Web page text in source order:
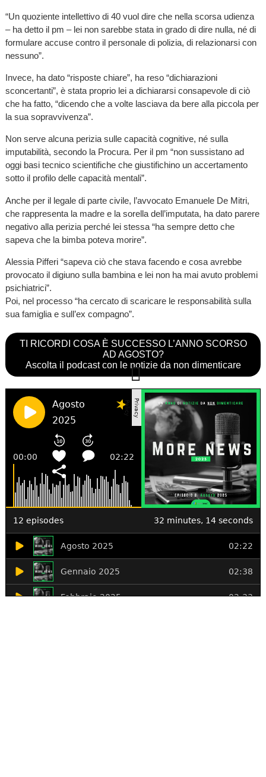
“Un quoziente intellettivo di 40 vuol dire che nella scorsa udienza
– ha detto il pm – lei non sarebbe stata in grado di dire nulla, né di
formulare accuse contro il personale di polizia, di relazionarsi con
nessuno”.
Invece, ha dato “risposte chiare”, ha reso “dichiarazioni
sconcertanti”, è stata proprio lei a dichiararsi consapevole di ciò
che ha fatto, “dicendo che a volte lasciava da bere alla piccola per
la sua sopravvivenza”.
Non serve alcuna perizia sulle capacità cognitive, né sulla
imputabilità, secondo la Procura. Per il pm “non sussistano ad
oggi basi tecnico scientifiche che giustifichino un accertamento
sotto il profilo delle capacità mentali”.
Anche per il legale di parte civile, l’avvocato Emanuele De Mitri,
che rappresenta la madre e la sorella dell’imputata, ha dato parere
negativo alla perizia perché lei stessa “ha sempre detto che
sapeva che la bimba poteva morire”.
Alessia Pifferi “sapeva ciò che stava facendo e cosa avrebbe
provocato il digiuno sulla bambina e lei non ha mai avuto problemi
psichiatrici”.
Poi, nel processo “ha cercato di scaricare le responsabilità sulla
sua famiglia e sull’ex compagno”.
TI RICORDI COSA È SUCCESSO L’ANNO SCORSO
AD AGOSTO?
Ascolta il podcast con le notizie da non dimenticare